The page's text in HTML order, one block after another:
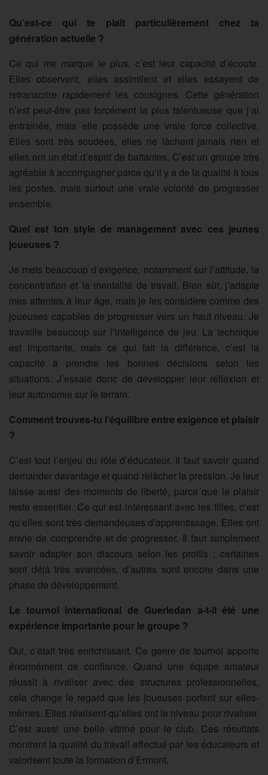
Qu’est-ce qui te plaît particulièrement chez ta
génération actuelle ?
Ce qui me marque le plus, c’est leur capacité d’écoute.
Elles observent, elles assimilent et elles essayent de
retranscrire rapidement les consignes. Cette génération
n’est peut-être pas forcément la plus talentueuse que j’ai
entraînée, mais elle possède une vraie force collective.
Elles sont très soudées, elles ne lâchent jamais rien et
elles ont un état d’esprit de battantes. C’est un groupe très
agréable à accompagner parce qu’il y a de la qualité à tous
les postes, mais surtout une vraie volonté de progresser
ensemble.
Quel est ton style de management avec ces jeunes
joueuses ?
Je mets beaucoup d’exigence, notamment sur l’attitude, la
concentration et la mentalité de travail. Bien sûr, j’adapte
mes attentes à leur âge, mais je les considère comme des
joueuses capables de progresser vers un haut niveau. Je
travaille beaucoup sur l’intelligence de jeu. La technique
est importante, mais ce qui fait la différence, c’est la
capacité à prendre les bonnes décisions selon les
situations. J’essaie donc de développer leur réflexion et
leur autonomie sur le terrain.
Comment trouves-tu l’équilibre entre exigence et plaisir
?
C’est tout l’enjeu du rôle d’éducateur. Il faut savoir quand
demander davantage et quand relâcher la pression. Je leur
laisse aussi des moments de liberté, parce que le plaisir
reste essentiel. Ce qui est intéressant avec les filles, c’est
qu’elles sont très demandeuses d’apprentissage. Elles ont
envie de comprendre et de progresser. Il faut simplement
savoir adapter son discours selon les profils : certaines
sont déjà très avancées, d’autres sont encore dans une
phase de développement.
Le tournoi international de Guerledan a-t-il été une
expérience importante pour le groupe ?
Oui, c’était très enrichissant. Ce genre de tournoi apporte
énormément de confiance. Quand une équipe amateur
réussit à rivaliser avec des structures professionnelles,
cela change le regard que les joueuses portent sur elles-
mêmes. Elles réalisent qu’elles ont le niveau pour rivaliser.
C’est aussi une belle vitrine pour le club. Ces résultats
montrent la qualité du travail effectué par les éducateurs et
valorisent toute la formation d’Ermont.